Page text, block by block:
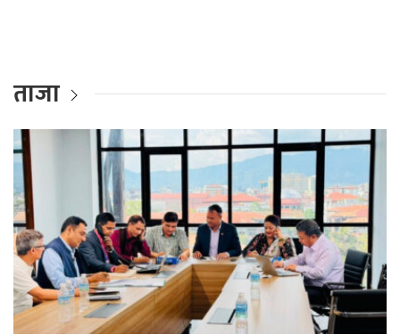
ताजा